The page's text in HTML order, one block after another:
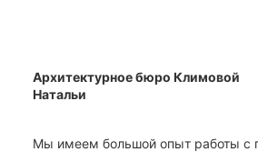
Архитектурное бюро Климовой
Натальи
Мы имеем большой опыт работы с